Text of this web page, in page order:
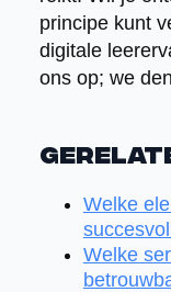
principe kunt
digitale
ons op; we
Welke
Welke